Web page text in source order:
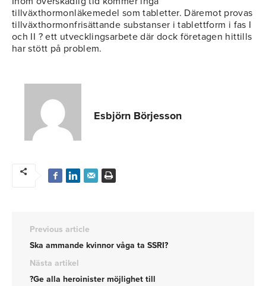
tillväxthormonläkemedel som tabletter. Däremot provas
tillväxthormonfrisättande substanser i tablettform i fas I
och II ? ett utvecklingsarbete där dock företagen hittills
har stött på problem.
Esbjörn Börjesson
Previous article
Ska ammande kvinnor våga ta SSRI?
Nästa artikel
?Ge alla heroinister möjlighet till